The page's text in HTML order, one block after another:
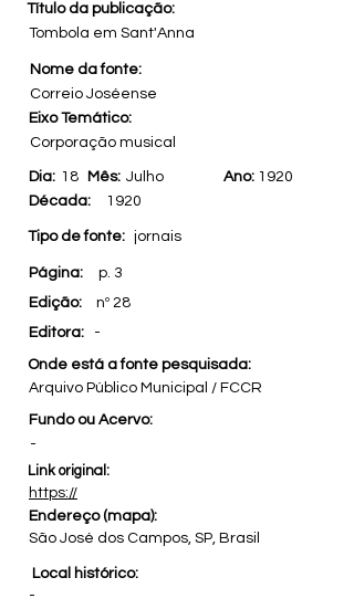
Título da publicação:
Tombola em Sant'Anna
Nome da fonte:
Correio Joséense
Eixo Temático:
Corporação musical
Dia: 18 Mês:Julho Ano:1920
Década:
1920
Tipo de fonte: jornais
Página:
p. 3
Edição:
nº 28
Editora:
-
Onde está a fonte pesquisada:
Arquivo Público Municipal / FCCR
Fundo ou Acervo:
-
Link original:
https://
Endereço (mapa):
São José dos Campos, SP, Brasil
Local histórico:
-